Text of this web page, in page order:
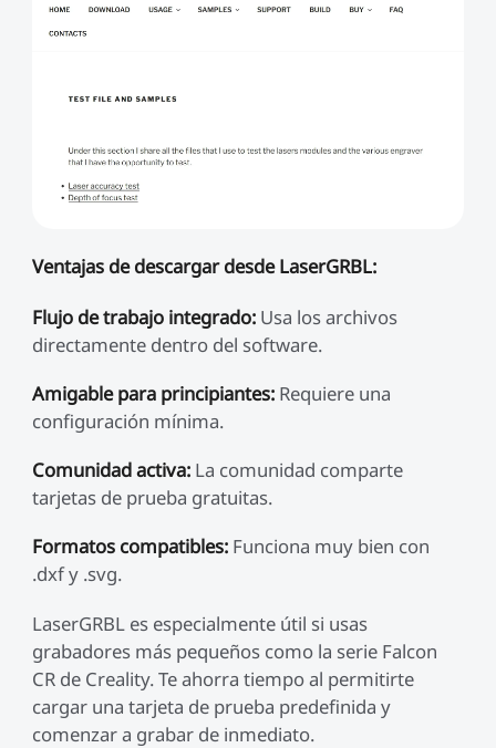
Ventajas de descargar desde LaserGRBL:
Flujo de trabajo integrado:Usa los archivos
directamente dentro del software.
Amigable para principiantes:Requiere una
configuración mínima.
Comunidad activa:La comunidad comparte
tarjetas de prueba gratuitas.
Formatos compatibles:Funciona muy bien con
.dxf y .svg.
LaserGRBL es especialmente útil si usas
grabadores más pequeños como la serie Falcon
CR de Creality. Te ahorra tiempo al permitirte
cargar una tarjeta de prueba predefinida y
comenzar a grabar de inmediato.